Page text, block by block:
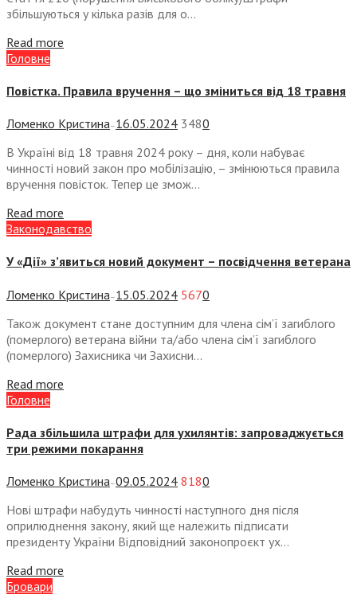
збільшуються у кілька разів для о...
Read more
Головне
Повістка. Правила вручення – що зміниться від 18 травня
Ломенко Кристина— 16.05.2024 3480
В Україні від 18 травня 2024 року – дня, коли набуває
чинності новий закон про мобілізацію, – змінюються правила
вручення повісток. Тепер це змож...
Read more
Законодавство
У «Дії» з’явиться новий документ – посвідчення ветерана
Ломенко Кристина — 15.05.2024 5670
Також документ стане доступним для члена сім’ї загиблого
(померлого) ветерана війни та/або члена сім’ї загиблого
(померлого) Захисника чи Захисни...
Read more
Головне
Рада збільшила штрафи для ухилянтів: запроваджується
три режими покарання
Ломенко Кристина—09.05.2024 8180
Нові штрафи набудуть чинності наступного дня після
оприлюднення закону, який ще належить підписати
президенту України Відповідний законопроєкт ух...
Read more
Бровари